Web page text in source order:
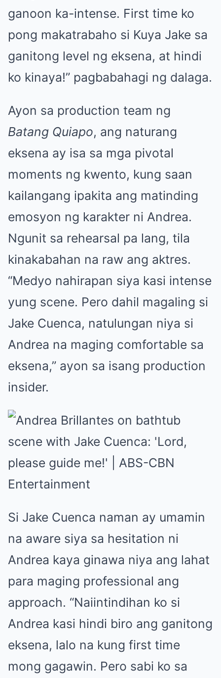
ganoon ka-intense. First time ko
pong makatrabaho si Kuya Jake sa
ganitong level ng eksena, at hindi
ko kinaya!” pagbabahagi ng dalaga.
Ayon sa production team ng
Batang Quiapo, ang naturang
eksena ay isa sa mga pivotal
moments ng kwento, kung saan
kailangang ipakita ang matinding
emosyon ng karakter ni Andrea.
Ngunit sa rehearsal pa lang, tila
kinakabahan na raw ang aktres.
“Medyo nahirapan siya kasi intense
yung scene. Pero dahil magaling si
Jake Cuenca, natulungan niya si
Andrea na maging comfortable sa
eksena,” ayon sa isang production
insider.
Si Jake Cuenca naman ay umamin
na aware siya sa hesitation ni
Andrea kaya ginawa niya ang lahat
para maging professional ang
approach. “Naiintindihan ko si
Andrea kasi hindi biro ang ganitong
eksena, lalo na kung first time
mong gagawin. Pero sabi ko sa